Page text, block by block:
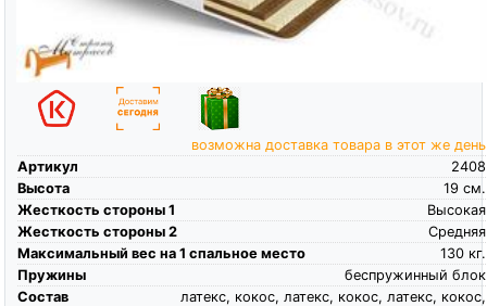
возможна доставка товара в этот же день
Артикул
2408
Высота
см.
19
Жесткость стороны 1
Высокая
Жесткость стороны 2
Средняя
Максимальный вес на 1 спальное место
кг.
130
Пружины
беспружинный блок
Состав
латекс, кокос, латекс, кокос, латекс, кокос,